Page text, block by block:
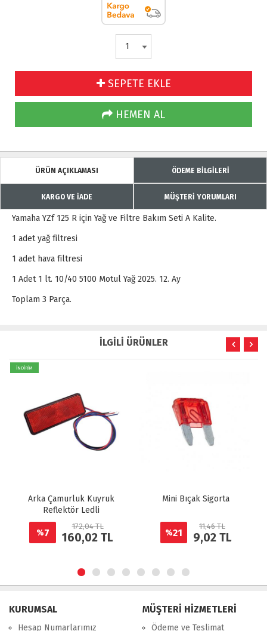
SEPETE EKLE
HEMEN AL
ÜRÜN AÇIKLAMASI ÖDEME BİLGİLERİ
KARGO VE İADE MÜŞTERİ YORUMLARI
Yamaha YZf 125 R için Yağ ve Filtre Bakım Seti A Kalite.
1 adet yağ filtresi
1 adet hava filtresi
1 Adet 1 lt. 10/40 5100 Motul Yağ 2025. 12. Ay
Toplam 3 Parça.
İLGİLİ ÜRÜNLER
İNDİRİM
Arka Çamurluk Kuyruk
Reflektör Ledli
%7
172,04 TL
160,02 TL
Mini Bıçak Sigorta
%21
11,46 TL
9,02 TL
KURUMSAL
Hesap Numarlarımız
MÜŞTERİ HİZMETLERİ
Ödeme ve Teslimat